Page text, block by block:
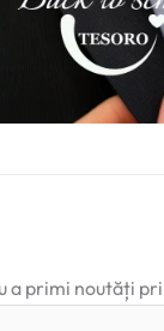
a primi noutăți